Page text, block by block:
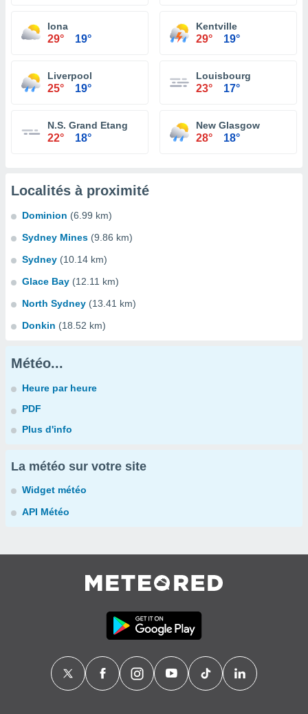
Iona
29° 19°
Kentville
29° 19°
Liverpool
25° 19°
Louisbourg
23° 17°
N.S. Grand Etang
22° 18°
New Glasgow
28° 18°
Localités à proximité
Dominion (6.99 km)
Sydney Mines (9.86 km)
Sydney (10.14 km)
Glace Bay (12.11 km)
North Sydney (13.41 km)
Donkin (18.52 km)
Météo...
Heure par heure
PDF
Plus d'info
La météo sur votre site
Widget météo
API Météo